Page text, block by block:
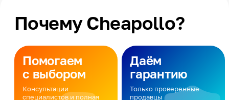
Почему Cheapollo?
Помогаем
с выбором
Консультации
специалистов и полная
Даём
гарантию
Только проверенные
продавцы